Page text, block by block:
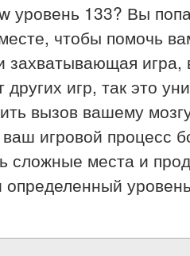
уровень 133? Вы
чтобы помочь
игра,
игр, так это
вызов вашему
игровой
сложные места и